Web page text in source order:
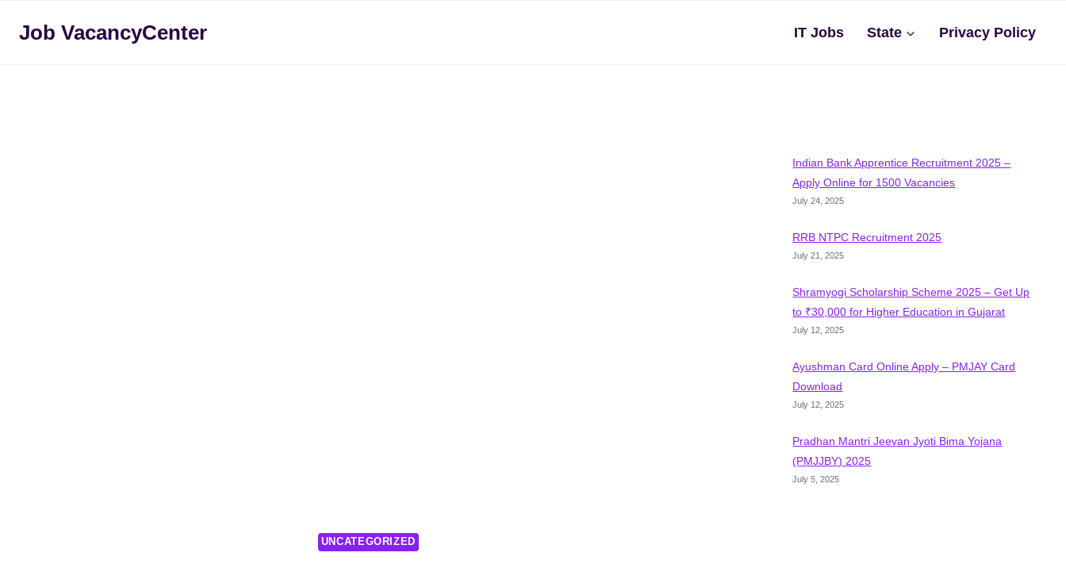
Job VacancyCenter IT Jobs State Privacy Policy
UNCATEGORIZED
Indian Bank Apprentice Recruitment 2025 –
Apply Online for 1500 Vacancies
July 24, 2025
RRB NTPC Recruitment 2025
July 21, 2025
Shramyogi Scholarship Scheme 2025 – Get Up
to ₹30,000 for Higher Education in Gujarat
July 12, 2025
Ayushman Card Online Apply – PMJAY Card
Download
July 12, 2025
Pradhan Mantri Jeevan Jyoti Bima Yojana
(PMJJBY) 2025
July 5, 2025